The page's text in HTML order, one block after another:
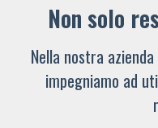
Non solo
Nella nostra
impegniamo ad